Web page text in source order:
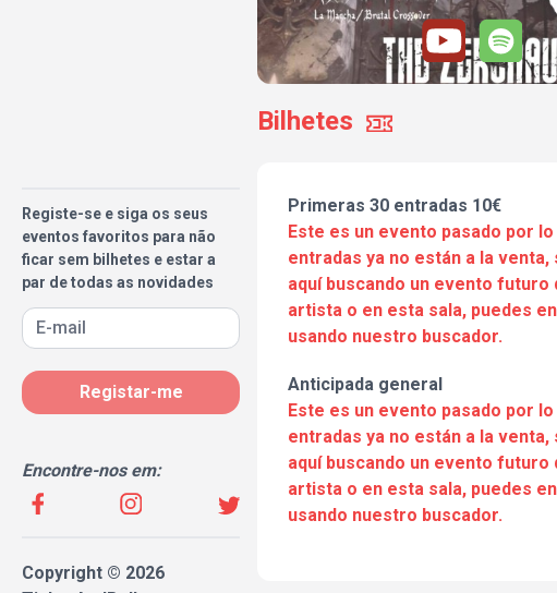
Registe-se e siga os seus
eventos favoritos para não
ficar sem bilhetes e estar a
par de todas as novidades
Registar-me
Encontre-nos em:
Copyright © 2026
Bilhetes
Primeras 30 entradas 10€
Este es un evento pasado por lo
entradas ya no están a la venta,
aquí buscando un evento futuro
artista o en esta sala, puedes
usando nuestro buscador.
Anticipada general
Este es un evento pasado por lo
entradas ya no están a la venta,
aquí buscando un evento futuro
artista o en esta sala, puedes
usando nuestro buscador.